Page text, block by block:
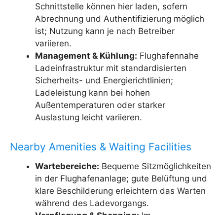
Schnittstelle können hier laden, sofern
Abrechnung und Authentifizierung möglich
ist; Nutzung kann je nach Betreiber
variieren.
Management & Kühlung: Flughafennahe
Ladeinfrastruktur mit standardisierten
Sicherheits- und Energierichtlinien;
Ladeleistung kann bei hohen
Außentemperaturen oder starker
Auslastung leicht variieren.
Nearby Amenities & Waiting Facilities
Wartebereiche: Bequeme Sitzmöglichkeiten
in der Flughafenanlage; gute Belüftung und
klare Beschilderung erleichtern das Warten
während des Ladevorgangs.